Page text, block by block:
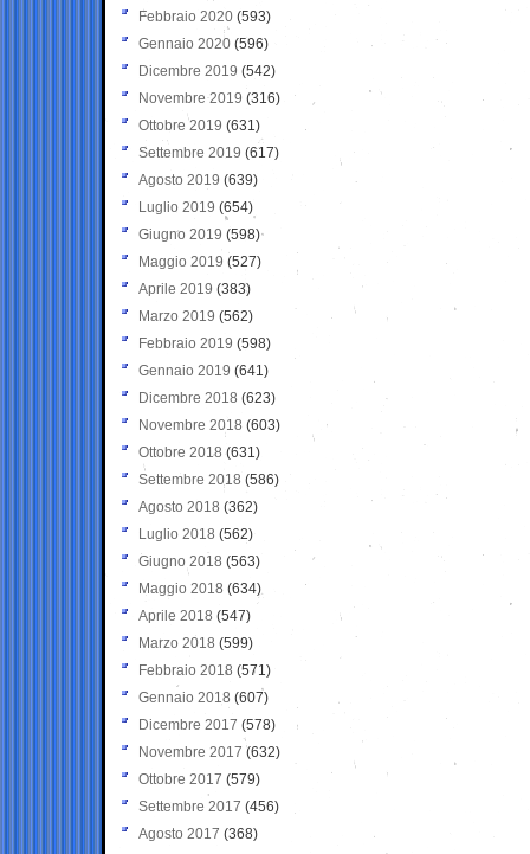
Febbraio 2020 (593)
Gennaio 2020 (596)
Dicembre 2019 (542)
Novembre 2019 (316)
Ottobre 2019 (631)
Settembre 2019 (617)
Agosto 2019 (639)
Luglio 2019 (654)
Giugno 2019 (598)
Maggio 2019 (527)
Aprile 2019 (383)
Marzo 2019 (562)
Febbraio 2019 (598)
Gennaio 2019 (641)
Dicembre 2018 (623)
Novembre 2018 (603)
Ottobre 2018 (631)
Settembre 2018 (586)
Agosto 2018 (362)
Luglio 2018 (562)
Giugno 2018 (563)
Maggio 2018 (634)
Aprile 2018 (547)
Marzo 2018 (599)
Febbraio 2018 (571)
Gennaio 2018 (607)
Dicembre 2017 (578)
Novembre 2017 (632)
Ottobre 2017 (579)
Settembre 2017 (456)
Agosto 2017 (368)